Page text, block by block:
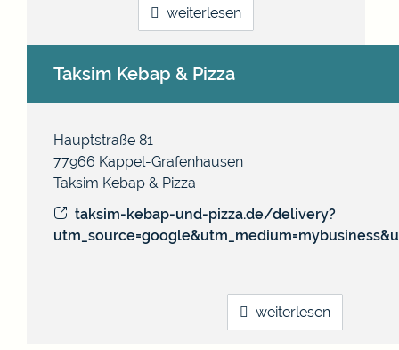
weiterlesen
Taksim Kebap & Pizza
Taksim Kebap & Pizza
Hauptstraße 81
77966 Kappel-Grafenhausen
taksim-kebap-und-pizza.de/delivery?
weiterlesen